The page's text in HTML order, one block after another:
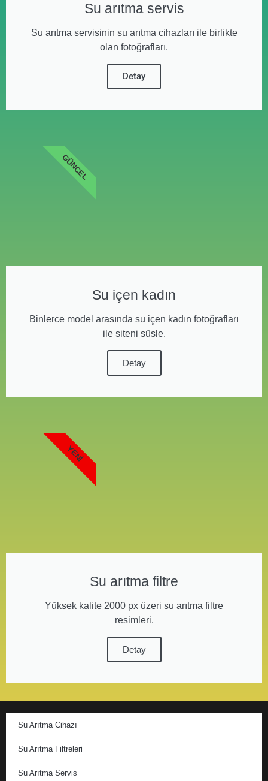
Su arıtma servis
Su arıtma servisinin su arıtma cihazları ile birlikte
olan fotoğrafları.
Detay
Su içen kadın
Binlerce model arasında su içen kadın fotoğrafları
ile siteni süsle.
Detay
GÜNCEL
Su arıtma filtre
Yüksek kalite 2000 px üzeri su arıtma filtre
resimleri.
Detay
YENI
Su Arıtma Cihazı
Su Arıtma Filtreleri
Su Arıtma Servis